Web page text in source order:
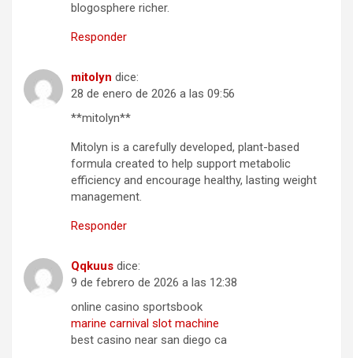
blogosphere richer.
Responder
mitolyn dice:
28 de enero de 2026 a las 09:56
**mitolyn**
Mitolyn is a carefully developed, plant-based
formula created to help support metabolic
efficiency and encourage healthy, lasting weight
management.
Responder
Qqkuus dice:
9 de febrero de 2026 a las 12:38
online casino sportsbook
marine carnival slot machine
best casino near san diego ca